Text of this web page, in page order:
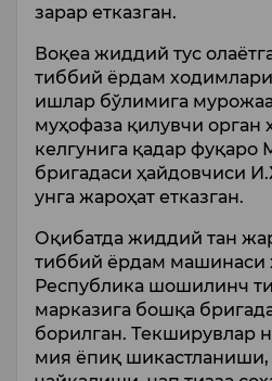
зарар етказган.
Воқеа жиддий тус
тиббий ёрдам
ишлар бўлимига
муҳофаза қилувчи орган
келгунига қадар фуқаро
бригадаси ҳайдовчиси
унга жароҳат етказган.
Оқибатда жиддий тан
тиббий ёрдам машинаси
Республика шошилинч
марказига бошқа
борилган. Текширувлар
мия ёпиқ